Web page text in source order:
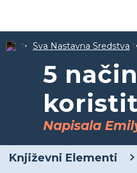
Sva Nastavna Sredstva
5
Napisala
Književni Elementi